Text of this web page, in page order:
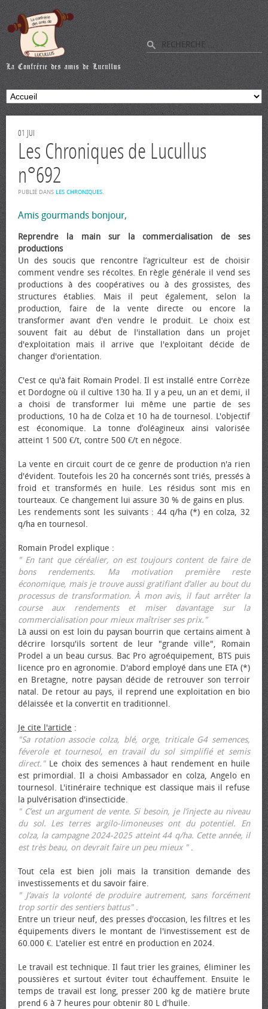
01 JUI
Les Chroniques de Lucullus
n°692
PUBLIÉ DANS LES CHRONIQUES.
Amis gourmands bonjour,
Reprendre la main sur la commercialisation de ses
productions
Un des soucis que rencontre l’agriculteur est de choisir
comment vendre ses récoltes. En règle générale il vend ses
productions à des coopératives ou à des grossistes, des
structures établies. Mais il peut également, selon la
production, faire de la vente directe ou encore la
transformer avant d'en vendre le produit. Le choix est
souvent fait au début de l'installation dans un projet
d'exploitation mais il arrive que l'exploitant décide de
changer d'orientation.
C'est ce qu'à fait Romain Prodel. Il est installé entre Corrèze
et Dordogne où il cultive 130 ha. Il y a peu, un an et demi, il
a choisi de transformer lui même une partie de ses
productions, 10 ha de Colza et 10 ha de tournesol. L'objectif
est économique. La tonne d’oléagineux ainsi valorisée
atteint 1 500 €/t, contre 500 €/t en négoce.
La vente en circuit court de ce genre de production n'a rien
d'évident. Toutefois les 20 ha concernés sont triés, pressés à
froid et transformés en huile. Les résidus sont mis en
tourteaux. Ce changement lui assure 30 % de gains en plus.
Les rendements sont les suivants : 44 q/ha (*) en colza, 32
q/ha en tournesol.
Romain Prodel explique :
" En tant que céréalier, on est toujours content de faire de
bons rendements. Ma motivation première reste
économique, mais je trouve aussi gratifiant d’aller au bout du
processus de transformation. À mon avis, il faut arrêter la
course aux rendements et miser davantage sur la
commercialisation pour mieux maîtriser ses prix."
Là aussi on est loin du paysan bourrin que certains aiment à
décrire lorsqu'ils sortent de leur "grande ville", Romain
Prodel a un beau cursus. Bac Pro agroéquipement, BTS puis
licence pro en agronomie. D'abord employé dans une ETA (*)
en Bretagne, notre paysan décide de retrouver son terroir
natal. De retour au pays, il reprend une exploitation en bio
délaissée et la convertit en traditionnel.
Je cite l'article :
"Sa rotation associe colza, blé, orge, triticale G4 semences,
féverole et tournesol, en travail du sol simplifié et semis
direct."Le choix des semences à haut rendement en huile
est primordial. Il a choisi Ambassador en colza, Angelo en
tournesol. L'itinéraire technique est classique mais il refuse
la pulvérisation d'insecticide.
" C’est un argument de vente. Si besoin, je l’injecte au niveau
du sol. Les terres argilo-limoneuses ont du potentiel. En
colza, la campagne 2024-2025 atteint 44 q/ha. Cette année, il
est très beau, on devrait faire un peu mieux ".
Tout cela est bien joli mais la transition demande des
investissements et du savoir faire.
" J’avais la volonté de produire autrement, sans forcément
trop sortir des sentiers battus".
Entre un trieur neuf, des presses d'occasion, les filtres et les
équipements divers le montant de l'investissement est de
60.000 €. L'atelier est entré en production en 2024.
Le travail est technique. Il faut trier les graines, éliminer les
poussières et surtout éviter tout échauffement. Ensuite le
temps de travail est long, presser 200 kg de matière brute
prend 6 à 7 heures pour obtenir 80 L d'huile.